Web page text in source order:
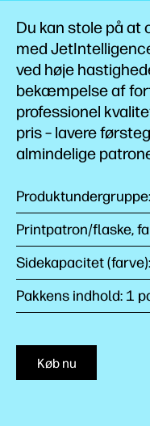
Du kan stole på at
med
ved høje
bekæmpelse af
professionel
pris – lavere
almindelige
Printpatron/flaske,
Sidekapacitet
Pakkens indhold: 1
Køb nu